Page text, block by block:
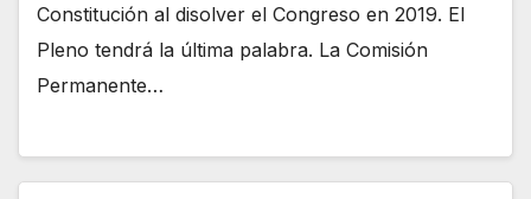
Constitución al disolver el Congreso en 2019. El
Pleno tendrá la última palabra. La Comisión
Permanente…